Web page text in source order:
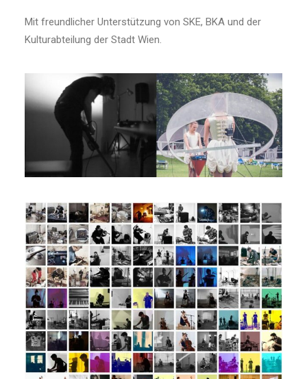
Mit freundlicher Unterstützung von SKE, BKA und der
Kulturabteilung der Stadt Wien.